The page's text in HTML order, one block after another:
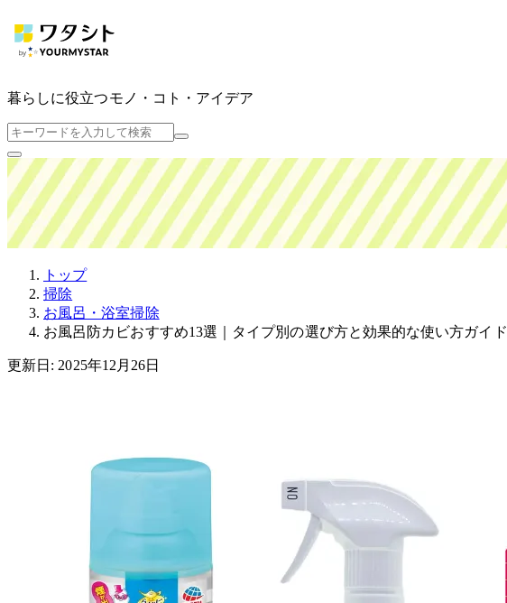
暮らしに役立つモノ・コト・アイデア
トップ
掃除
お風呂・浴室掃除
お風呂防カビおすすめ13選｜タイプ別の選び方と効果的な使い方ガイド
更新日: 2025年12月26日